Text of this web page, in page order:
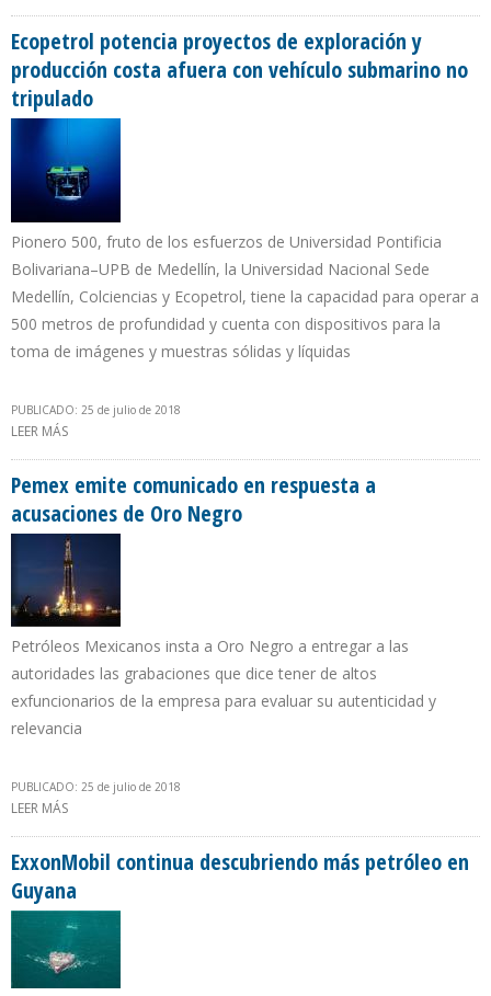
Ecopetrol potencia proyectos de exploración y
producción costa afuera con vehículo submarino no
tripulado
Pionero 500, fruto de los esfuerzos de Universidad Pontificia
Bolivariana–UPB de Medellín, la Universidad Nacional Sede
Medellín, Colciencias y Ecopetrol, tiene la capacidad para operar a
500 metros de profundidad y cuenta con dispositivos para la
toma de imágenes y muestras sólidas y líquidas
PUBLICADO: 25 de julio de 2018
LEER MÁS
TRIPULADO
Pemex emite comunicado en respuesta a
acusaciones de Oro Negro
Petróleos Mexicanos insta a Oro Negro a entregar a las
autoridades las grabaciones que dice tener de altos
exfuncionarios de la empresa para evaluar su autenticidad y
relevancia
PUBLICADO: 25 de julio de 2018
LEER MÁS
ExxonMobil continua descubriendo más petróleo en
Guyana